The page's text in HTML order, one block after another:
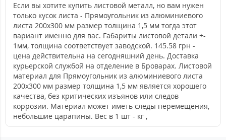
Если вы хотите купить листовой металл, но вам нужен
только кусок листа - Прямоугольник из алюминиевого
листа 200х300 мм размер толщина 1,5 мм тогда этот
вариант именно для вас. Габариты листовой детали +-
1мм, толщина соответствует заводской. 145.58 грн -
цена действительна на сегодняшний день. Доставка
курьерской службой на отделение в Броварах. Листовой
материал для Прямоугольник из алюминиевого листа
200х300 мм размер толщина 1,5 мм является хорошего
качества, без критических изъянов или следов
коррозии. Материал может иметь следы перемещения,
небольшие царапины. Вес в 1 шт - кг ,